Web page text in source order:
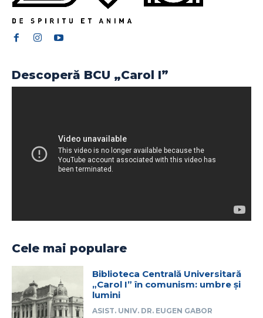
Descoperă BCU „Carol I”
Cele mai populare
Biblioteca Centrală Universitară
„Carol I” în comunism: umbre și
lumini
ASIST. UNIV. DR. EUGEN GABOR